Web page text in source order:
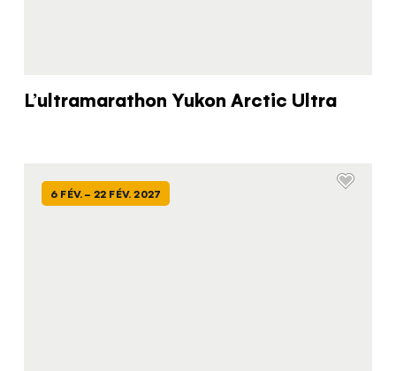
L’ultramarathon Yukon Arctic Ultra
6 FÉV. - 22 FÉV. 2027